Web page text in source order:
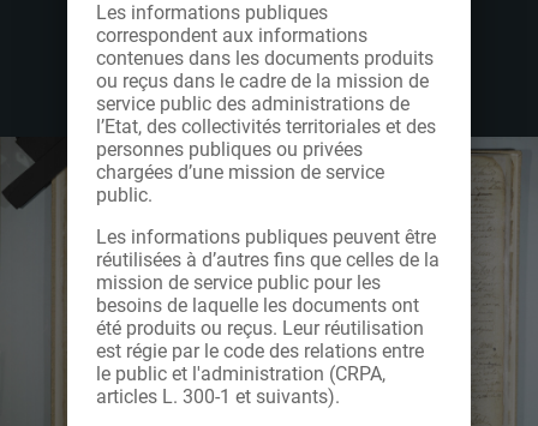
Les informations publiques
correspondent aux informations
contenues dans les documents produits
ou reçus dans le cadre de la mission de
service public des administrations de
l’Etat, des collectivités territoriales et des
personnes publiques ou privées
chargées d’une mission de service
public.
Les informations publiques peuvent être
réutilisées à d’autres fins que celles de la
mission de service public pour les
besoins de laquelle les documents ont
été produits ou reçus. Leur réutilisation
est régie par le code des relations entre
le public et l'administration (CRPA,
articles L. 300-1 et suivants).